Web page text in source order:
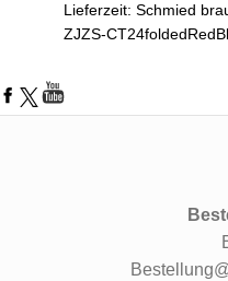
Lieferzeit: Schmied
ZJZS-